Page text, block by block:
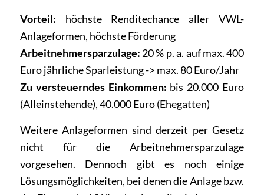
Vorteil: höchste Renditechance aller VWL-
Anlageformen, höchste Förderung
Arbeitnehmersparzulage: 20 % p. a. auf max. 400
Euro jährliche Sparleistung -> max. 80 Euro/Jahr
Zu versteuerndes Einkommen: bis 20.000 Euro
(Alleinstehende), 40.000 Euro (Ehegatten)
Weitere Anlageformen sind derzeit per Gesetz
nicht für die Arbeitnehmersparzulage
vorgesehen. Dennoch gibt es noch einige
Lösungsmöglichkeiten, bei denen die Anlage bzw.